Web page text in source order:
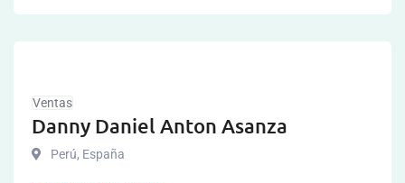
Ventas
Danny Daniel Anton Asanza
Perú, España